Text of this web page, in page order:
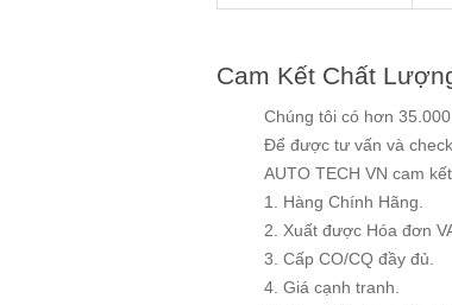
Cam Kết Chất
Chúng tôi có hơn
Để được tư vấn và
AUTO TECH VN cam
1. Hàng Chính Hãng.
2. Xuất được Hóa đơn
3. Cấp CO/CQ đầy đủ.
4. Giá cạnh tranh.